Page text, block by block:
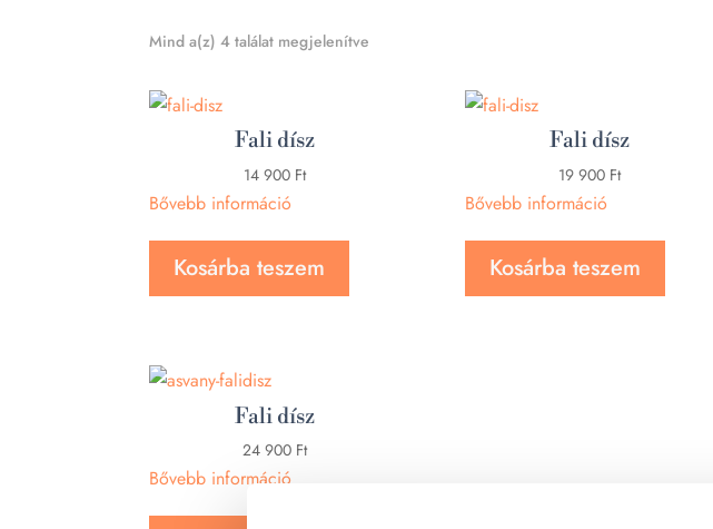
Mind a(z) 4 találat megjelenítve
Fali dísz
14 900 Ft
Bővebb információ
Kosárba teszem
Fali dísz
19 900 Ft
Bővebb információ
Kosárba teszem
Fali dísz
24 900 Ft
Bővebb információ